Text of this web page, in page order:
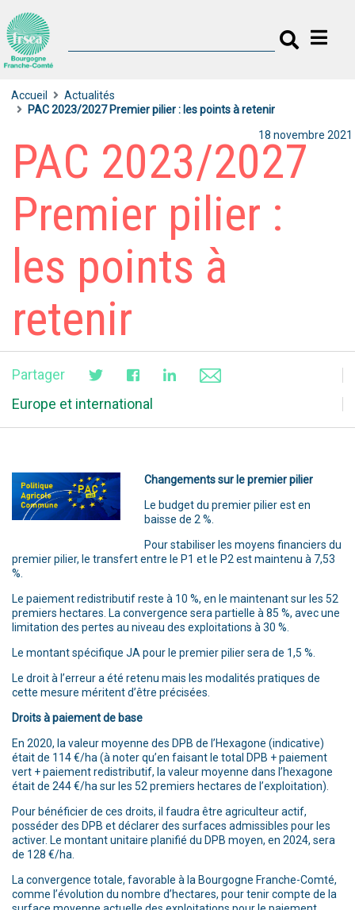
Accueil
Actualités
PAC 2023/2027 Premier pilier : les points à retenir
PAC 2023/2027
Premier pilier :
les points à
retenir
18 novembre 2021
Partager
Europe et international
Changements sur le premier pilier
Le budget du premier pilier est en
baisse de 2 %.
Pour stabiliser les moyens financiers du
premier pilier, le transfert entre le P1 et le P2 est maintenu à 7,53
%.
Le paiement redistributif reste à 10 %, en le maintenant sur les 52
premiers hectares. La convergence sera partielle à 85 %, avec une
limitation des pertes au niveau des exploitations à 30 %.
Le montant spécifique JA pour le premier pilier sera de 1,5 %.
Le droit à l’erreur a été retenu mais les modalités pratiques de
cette mesure méritent d’être précisées.
Droits à paiement de base
En 2020, la valeur moyenne des DPB de l’Hexagone (indicative)
était de 114 €/ha (à noter qu’en faisant le total DPB + paiement
vert + paiement redistributif, la valeur moyenne dans l’hexagone
était de 244 €/ha sur les 52 premiers hectares de l’exploitation).
Pour bénéficier de ces droits, il faudra être agriculteur actif,
posséder des DPB et déclarer des surfaces admissibles pour les
activer. Le montant unitaire planifié du DPB moyen, en 2024, sera
de 128 €/ha.
La convergence totale, favorable à la Bourgogne Franche-Comté,
comme l’évolution du nombre d’hectares, pour tenir compte de la